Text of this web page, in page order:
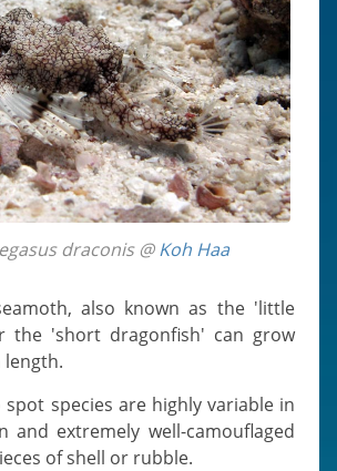
draconis @Koh Haa
the 'short dragonfish' can grow
length.
and extremely well-camouflaged
of shell or rubble.